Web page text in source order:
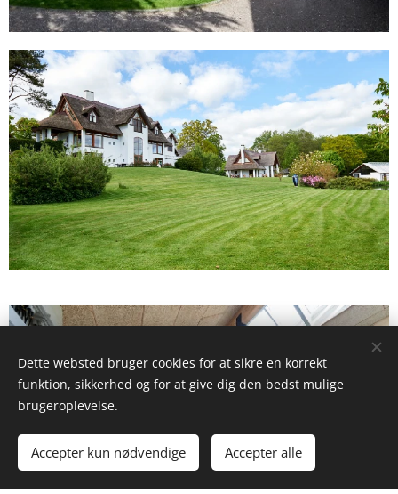
Dette websted bruger cookies for at sikre en korrekt
funktion, sikkerhed og for at give dig den bedst mulige
brugeroplevelse.
Accepter kun nødvendige Accepter alle